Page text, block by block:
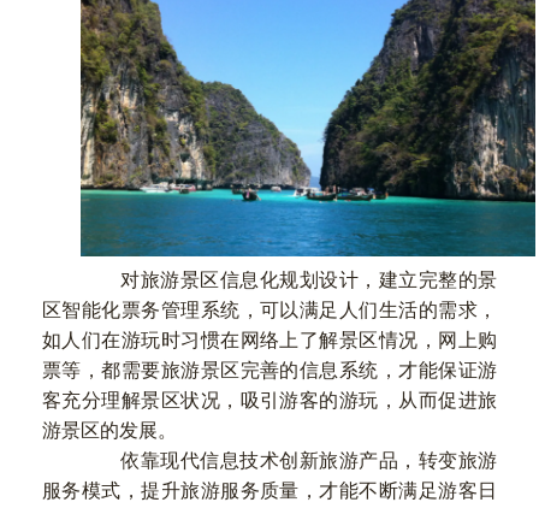
对旅游景区信息化规划设计，建立完整的景
区智能化票务管理系统，可以满足人们生活的需求，
如人们在游玩时习惯在网络上了解景区情况，网上购
票等，都需要旅游景区完善的信息系统，才能保证游
客充分理解景区状况，吸引游客的游玩，从而促进旅
游景区的发展。
依靠现代信息技术创新旅游产品，转变旅游
服务模式，提升旅游服务质量，才能不断满足游客日